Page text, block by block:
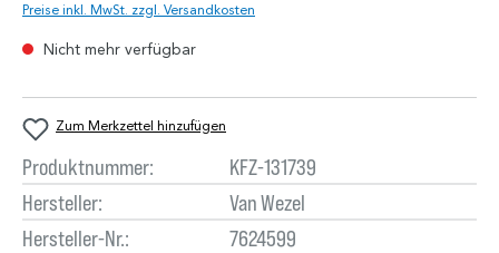
Preise inkl. MwSt. zzgl. Versandkosten
Nicht mehr verfügbar
Zum Merkzettel hinzufügen
Produktnummer:
KFZ-131739
Hersteller:
Van Wezel
Hersteller-Nr.:
7624599